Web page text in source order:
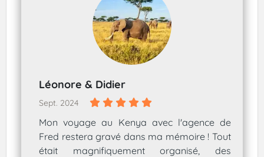
Léonore & Didier
Sept. 2024
Mon voyage au Kenya avec l'agence de
Fred restera gravé dans ma mémoire ! Tout
était magnifiquement organisé, des